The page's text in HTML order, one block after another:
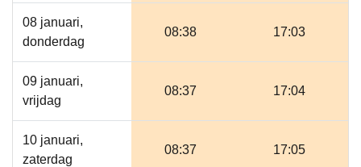
08 januari,
donderdag
08:38 17:03
09 januari,
vrijdag
08:37 17:04
10 januari,
zaterdag
08:37 17:05